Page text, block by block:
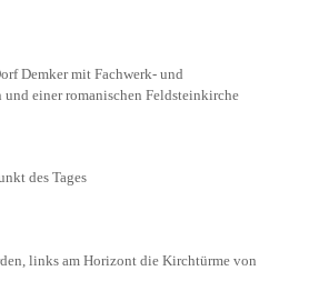
Demker mit Fachwerk- und
und einer romanischen Feldsteinkirche
des Tages
links am Horizont die Kirchtürme von